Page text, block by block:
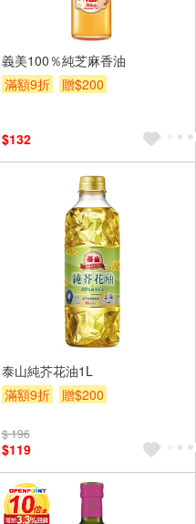
義美100％純芝麻香油
滿額9折
贈$200
$132
泰山純芥花油1L
滿額9折
贈$200
$ 196
$119